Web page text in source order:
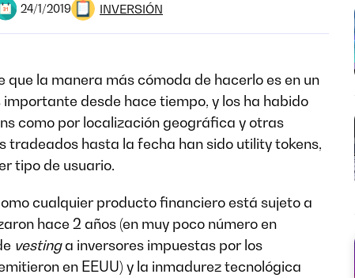
24/1/2019 INVERSIÓN
la manera más cómoda de hacerlo es en un
desde hace tiempo, y los ha habido
como por localización geográfica y otras
tradeados hasta la fecha han sido utility tokens,
tipo de usuario.
cualquier producto financiero está sujeto a
hace 2 años (en muy poco número en
vestinga inversores impuestas por los
en EEUU) y la inmadurez tecnológica